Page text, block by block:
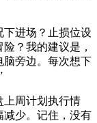
下进场？止损位设
？我的建议是，
脑旁边。每次想下
上周计划执行情
减少。记住，没有